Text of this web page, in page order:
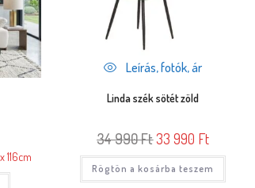
116cm
Leírás, fotók, ár
Linda szék sötét zöld
34 990Ft 33 990 Ft
Rögtön a kosárba teszem